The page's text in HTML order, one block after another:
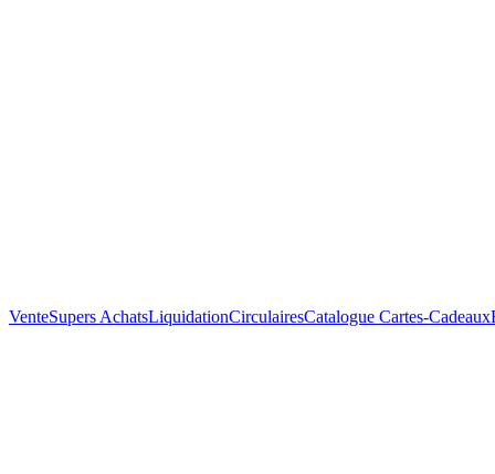
VenteSupers AchatsLiquidationCirculairesCatalogue Cartes-Cadeaux